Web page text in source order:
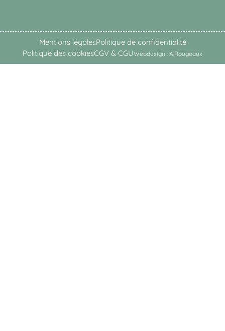
Mentions légalesPolitique de confidentialité
Politique des cookiesCGV & CGUWebdesign : A.Rougeaux